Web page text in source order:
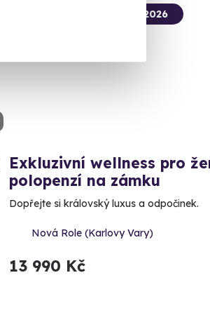
Volný termín už 08. 08. 2026
Exkluzivní wellness pro
polopenzí na zámku
Dopřejte si královský luxus a odpočinek.
Nová Role (Karlovy Vary)
13 990 Kč